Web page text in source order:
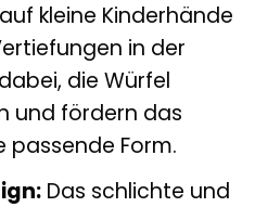
kleine Kinderhände
in der
die Würfel
und fördern das
passende Form.
Das schlichte und